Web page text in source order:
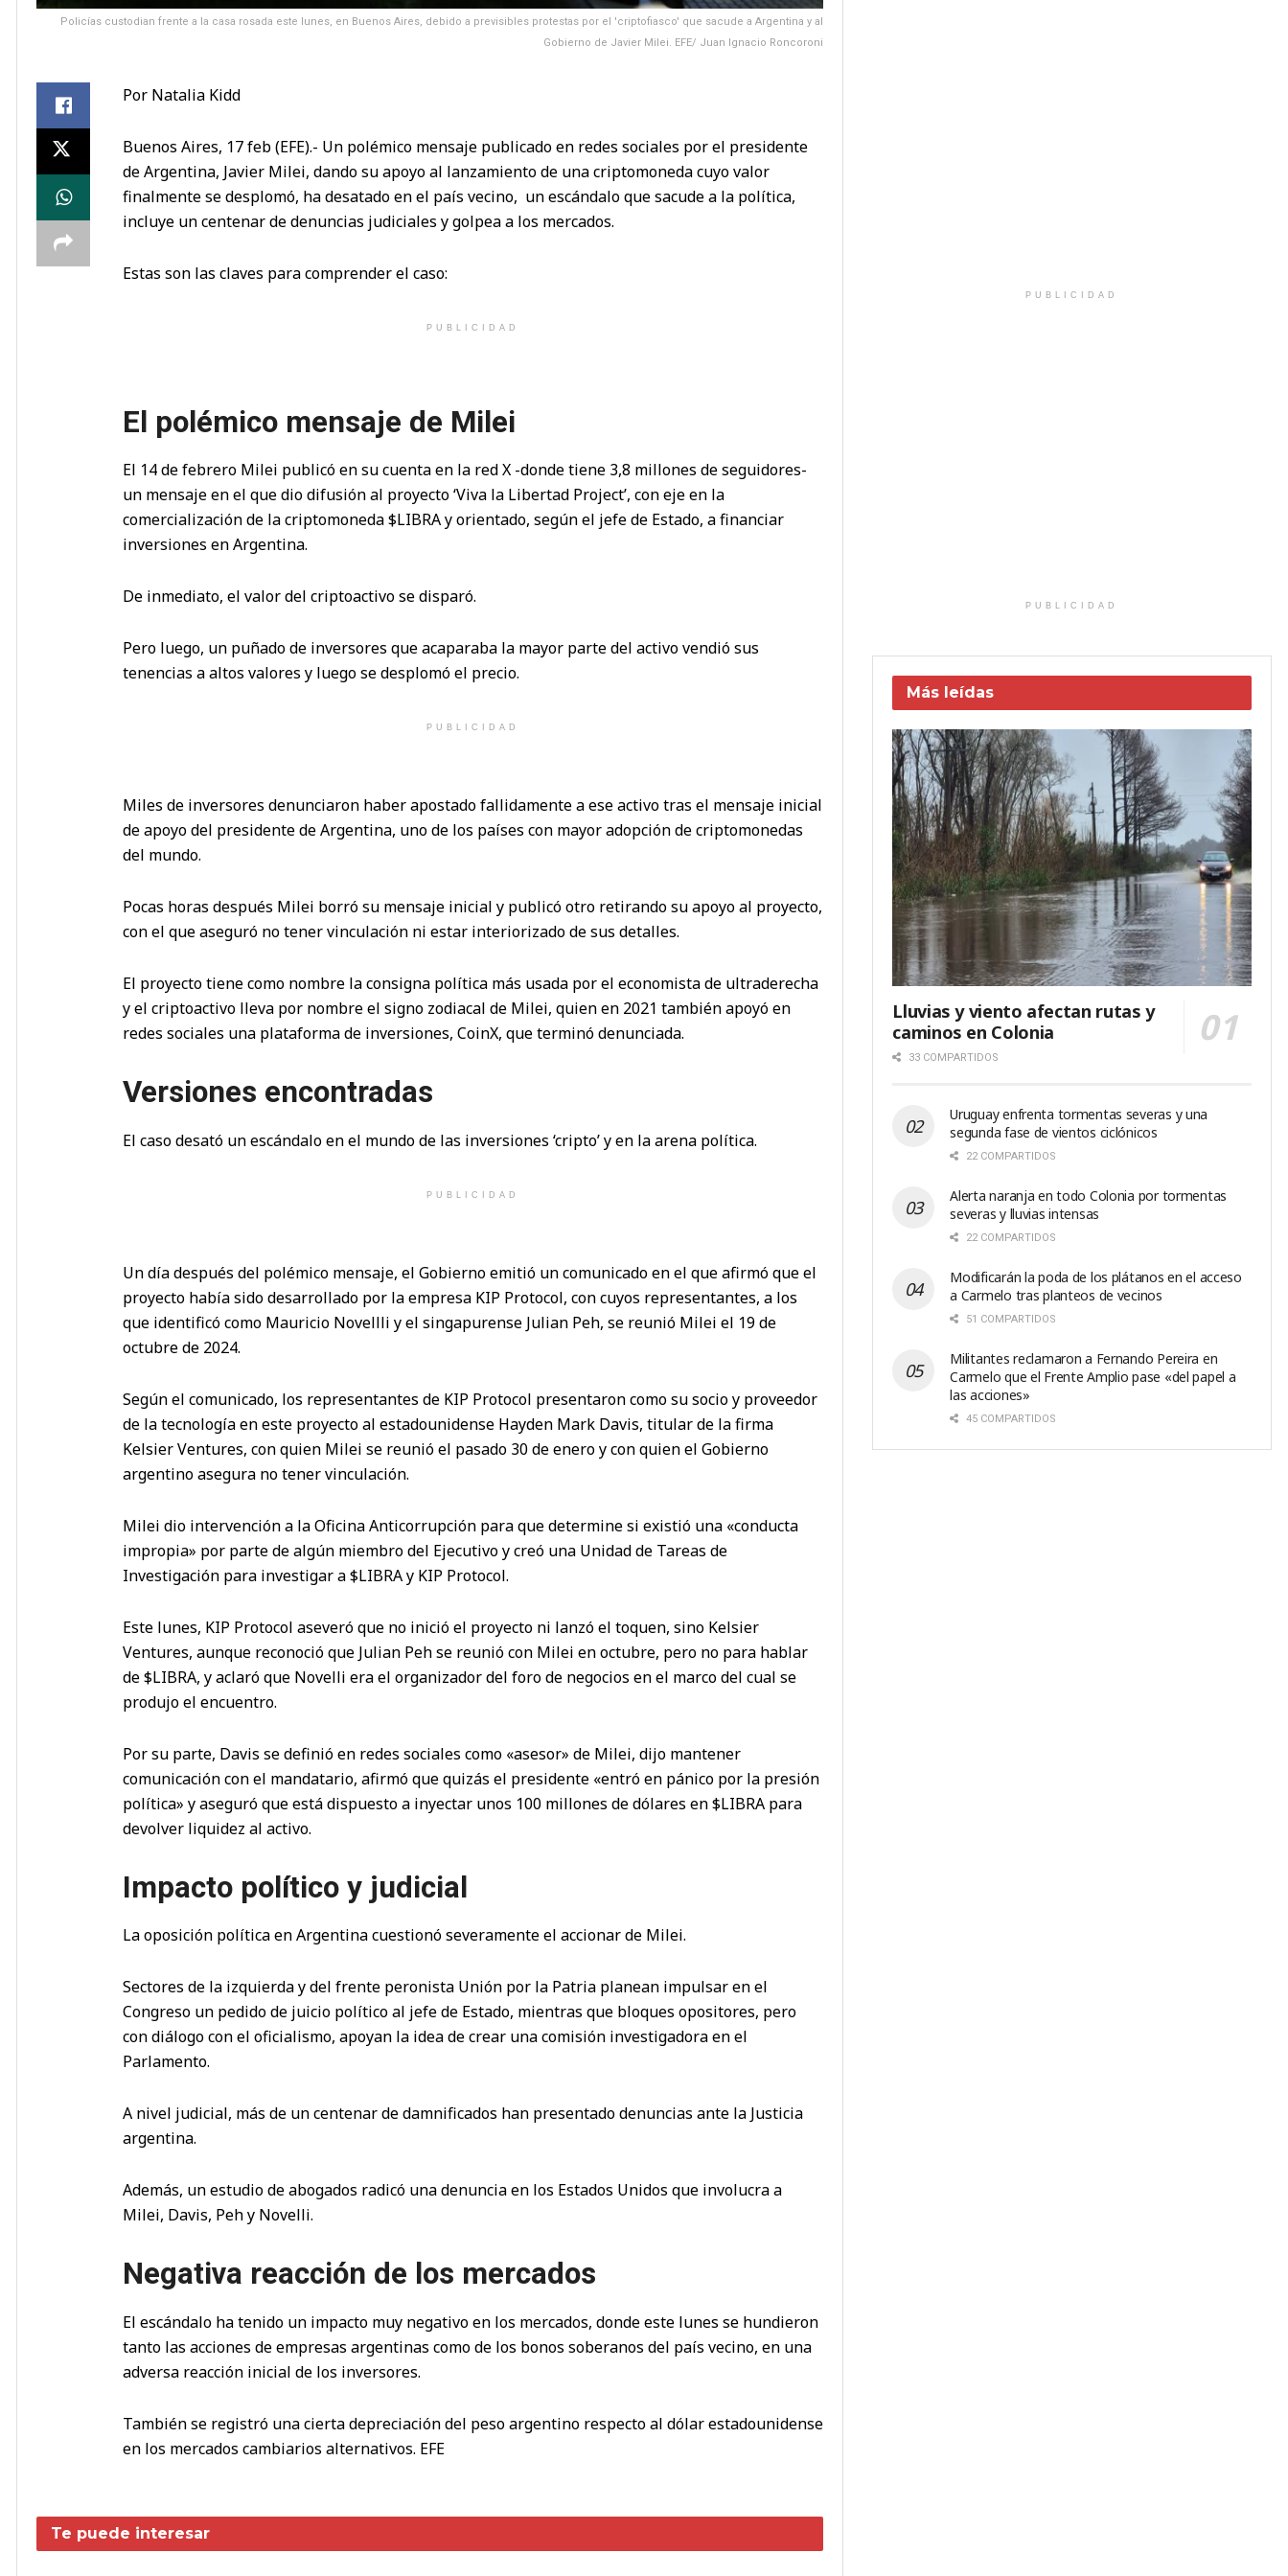
Policías custodian frente a la casa rosada este lunes, en Buenos Aires, debido a previsibles protestas por el 'criptofiasco' que sacude a Argentina y al
Gobierno de Javier Milei. EFE/ Juan Ignacio Roncoroni
Por Natalia Kidd
Buenos Aires, 17 feb (EFE).- Un polémico mensaje publicado en redes sociales por el presidente
de Argentina, Javier Milei, dando su apoyo al lanzamiento de una criptomoneda cuyo valor
finalmente se desplomó, ha desatado en el país vecino, un escándalo que sacude a la política,
incluye un centenar de denuncias judiciales y golpea a los mercados.
Estas son las claves para comprender el caso:
PUBLICIDAD
El polémico mensaje de Milei
El 14 de febrero Milei publicó en su cuenta en la red X -donde tiene 3,8 millones de seguidores-
un mensaje en el que dio difusión al proyecto ‘Viva la Libertad Project’, con eje en la
comercialización de la criptomoneda $LIBRA y orientado, según el jefe de Estado, a financiar
inversiones en Argentina.
De inmediato, el valor del criptoactivo se disparó.
Pero luego, un puñado de inversores que acaparaba la mayor parte del activo vendió sus
tenencias a altos valores y luego se desplomó el precio.
PUBLICIDAD
Miles de inversores denunciaron haber apostado fallidamente a ese activo tras el mensaje inicial
de apoyo del presidente de Argentina, uno de los países con mayor adopción de criptomonedas
del mundo.
Pocas horas después Milei borró su mensaje inicial y publicó otro retirando su apoyo al proyecto,
con el que aseguró no tener vinculación ni estar interiorizado de sus detalles.
El proyecto tiene como nombre la consigna política más usada por el economista de ultraderecha
y el criptoactivo lleva por nombre el signo zodiacal de Milei, quien en 2021 también apoyó en
redes sociales una plataforma de inversiones, CoinX, que terminó denunciada.
Versiones encontradas
El caso desató un escándalo en el mundo de las inversiones ‘cripto’ y en la arena política.
PUBLICIDAD
Un día después del polémico mensaje, el Gobierno emitió un comunicado en el que afirmó que el
proyecto había sido desarrollado por la empresa KIP Protocol, con cuyos representantes, a los
que identificó como Mauricio Novellli y el singapurense Julian Peh, se reunió Milei el 19 de
octubre de 2024.
Según el comunicado, los representantes de KIP Protocol presentaron como su socio y proveedor
de la tecnología en este proyecto al estadounidense Hayden Mark Davis, titular de la firma
Kelsier Ventures, con quien Milei se reunió el pasado 30 de enero y con quien el Gobierno
argentino asegura no tener vinculación.
Milei dio intervención a la Oficina Anticorrupción para que determine si existió una «conducta
impropia» por parte de algún miembro del Ejecutivo y creó una Unidad de Tareas de
Investigación para investigar a $LIBRA y KIP Protocol.
Este lunes, KIP Protocol aseveró que no inició el proyecto ni lanzó el toquen, sino Kelsier
Ventures, aunque reconoció que Julian Peh se reunió con Milei en octubre, pero no para hablar
de $LIBRA, y aclaró que Novelli era el organizador del foro de negocios en el marco del cual se
produjo el encuentro.
Por su parte, Davis se definió en redes sociales como «asesor» de Milei, dijo mantener
comunicación con el mandatario, afirmó que quizás el presidente «entró en pánico por la presión
política» y aseguró que está dispuesto a inyectar unos 100 millones de dólares en $LIBRA para
devolver liquidez al activo.
Impacto político y judicial
La oposición política en Argentina cuestionó severamente el accionar de Milei.
Sectores de la izquierda y del frente peronista Unión por la Patria planean impulsar en el
Congreso un pedido de juicio político al jefe de Estado, mientras que bloques opositores, pero
con diálogo con el oficialismo, apoyan la idea de crear una comisión investigadora en el
Parlamento.
A nivel judicial, más de un centenar de damnificados han presentado denuncias ante la Justicia
argentina.
Además, un estudio de abogados radicó una denuncia en los Estados Unidos que involucra a
Milei, Davis, Peh y Novelli.
Negativa reacción de los mercados
El escándalo ha tenido un impacto muy negativo en los mercados, donde este lunes se hundieron
tanto las acciones de empresas argentinas como de los bonos soberanos del país vecino, en una
adversa reacción inicial de los inversores.
También se registró una cierta depreciación del peso argentino respecto al dólar estadounidense
en los mercados cambiarios alternativos. EFE
Te puede interesar
PUBLICIDAD
PUBLICIDAD
Más leídas
Lluvias y viento afectan rutas y
caminos en Colonia
33 COMPARTIDOS
Uruguay enfrenta tormentas severas y una
segunda fase de vientos ciclónicos
22 COMPARTIDOS
Alerta naranja en todo Colonia por tormentas
severas y lluvias intensas
22 COMPARTIDOS
Modificarán la poda de los plátanos en el acceso
a Carmelo tras planteos de vecinos
51 COMPARTIDOS
Militantes reclamaron a Fernando Pereira en
Carmelo que el Frente Amplio pase «del papel a
las acciones»
45 COMPARTIDOS